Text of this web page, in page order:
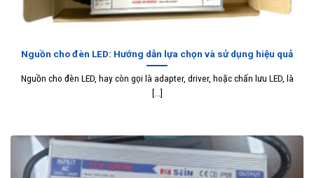
Nguồn cho đèn LED: Hướng dẫn lựa chọn và sử dụng hiệu quả
Nguồn cho đèn LED, hay còn gọi là adapter, driver, hoặc chấn lưu LED, là
[...]